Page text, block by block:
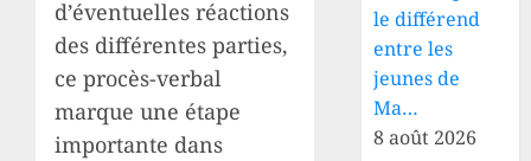
d’éventuelles réactions
des différentes parties,
ce procès-verbal
marque une étape
importante dans
le différend
entre les
jeunes de
Ma…
8 août 2026